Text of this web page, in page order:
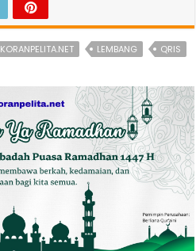
KORANPELITA.NET LEMBANG QRIS